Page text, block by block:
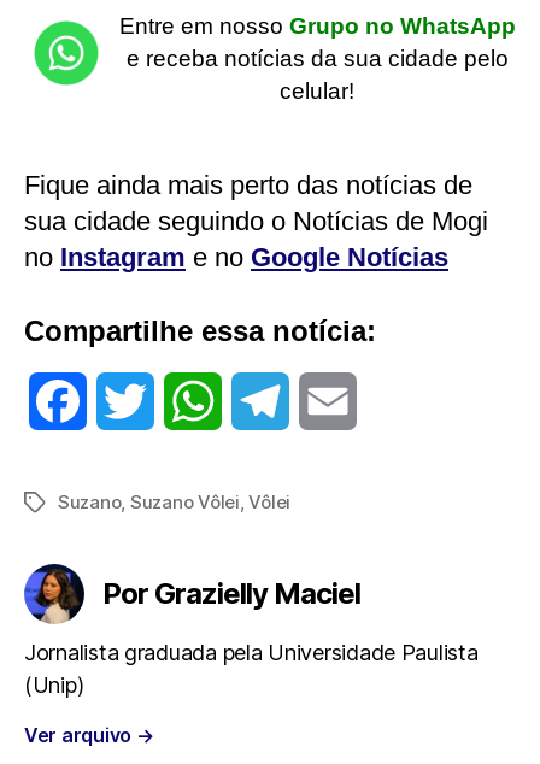
Entre em nosso Grupo no WhatsApp
e receba notícias da sua cidade pelo
celular!
Fique ainda mais perto das notícias de
sua cidade seguindo o Notícias de Mogi
no Instagram e no Google Notícias
Compartilhe essa notícia:
o
TagsSuzano, Suzano Vôlei ,Vôlei
Por Grazielly Maciel
Jornalista graduada pela Universidade Paulista
(Unip)
Ver arquivo →